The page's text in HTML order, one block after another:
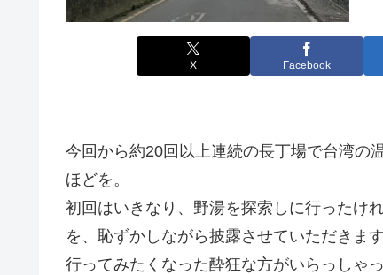
X Facebook
今回から約20回以上連続の長丁場で台湾の
ほどを。
初回はいきなり、野湯を探索しに行ったけ
を、恥ずかしながら披露させていただきま
行ってみたくなった酔狂な方がいらっしゃ